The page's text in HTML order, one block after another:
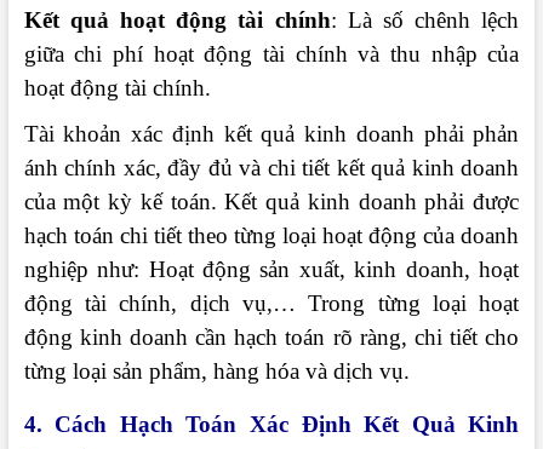
Kết quả hoạt động tài chính: Là số chênh lệch
giữa chi phí hoạt động tài chính và thu nhập của
hoạt động tài chính.
Tài khoản xác định kết quả kinh doanh phải phản
ánh chính xác, đầy đủ và chi tiết kết quả kinh doanh
của một kỳ kế toán. Kết quả kinh doanh phải được
hạch toán chi tiết theo từng loại hoạt động của doanh
nghiệp như: Hoạt động sản xuất, kinh doanh, hoạt
động tài chính, dịch vụ,… Trong từng loại hoạt
động kinh doanh cần hạch toán rõ ràng, chi tiết cho
từng loại sản phẩm, hàng hóa và dịch vụ.
4. Cách Hạch Toán Xác Định Kết Quả Kinh